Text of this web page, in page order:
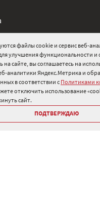
файлы cookie и сервис веб-
улучшения функциональности и
на сайте, вы соглашаетесь на
аналитики Яндекс.Метрика и
в соответствии с Политиками
отключить использование
сайт.
ПОДТВЕРЖДАЮ
82
Казахстан